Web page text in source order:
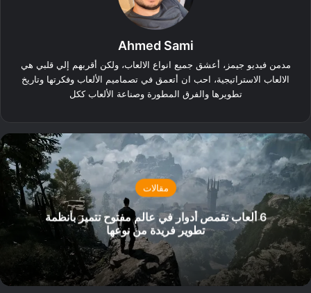
Ahmed Sami
مدمن فيديو جيمز، أعشق جميع انواع الالعاب، ولكن أقربهم إلي قلبي هي
الالعاب الاستراتيجية، احب ان أتعمق في تصماميم الألعاب وفكرتها وتاريخ
تطويرها والفرق المطورة وصناعة الألعاب ككل
مقالات
6 ألعاب تقمص أدوار في عالم مفتوح تتميز بأنظمة
تطوير فريدة من نوعها